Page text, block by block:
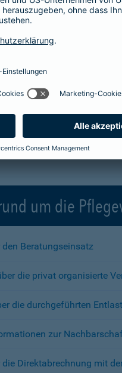
um die
Beratungseinsatz
die privat organisierte
die durchgeführten
zur
Direktabrechnung mit